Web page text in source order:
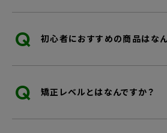
Q 初心者におすすめの商品はな
Q 矯正レベルとはなんですか？